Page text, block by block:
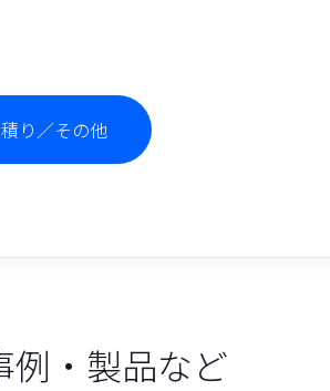
り／その他
例・製品など